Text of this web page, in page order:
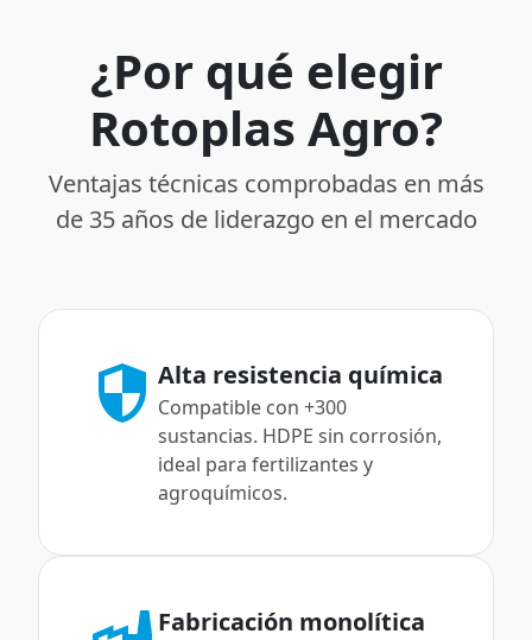
¿Por qué elegir
Rotoplas Agro?
Ventajas técnicas comprobadas en más
de 35 años de liderazgo en el mercado
Alta resistencia química
Compatible con +300
sustancias. HDPE sin corrosión,
ideal para fertilizantes y
agroquímicos.
Fabricación monolítica